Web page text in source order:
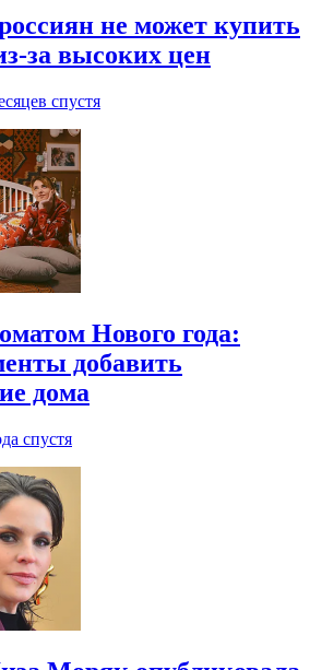
не может купить
за высоких цен
спустя
Нового года:
добавить
дома
спустя